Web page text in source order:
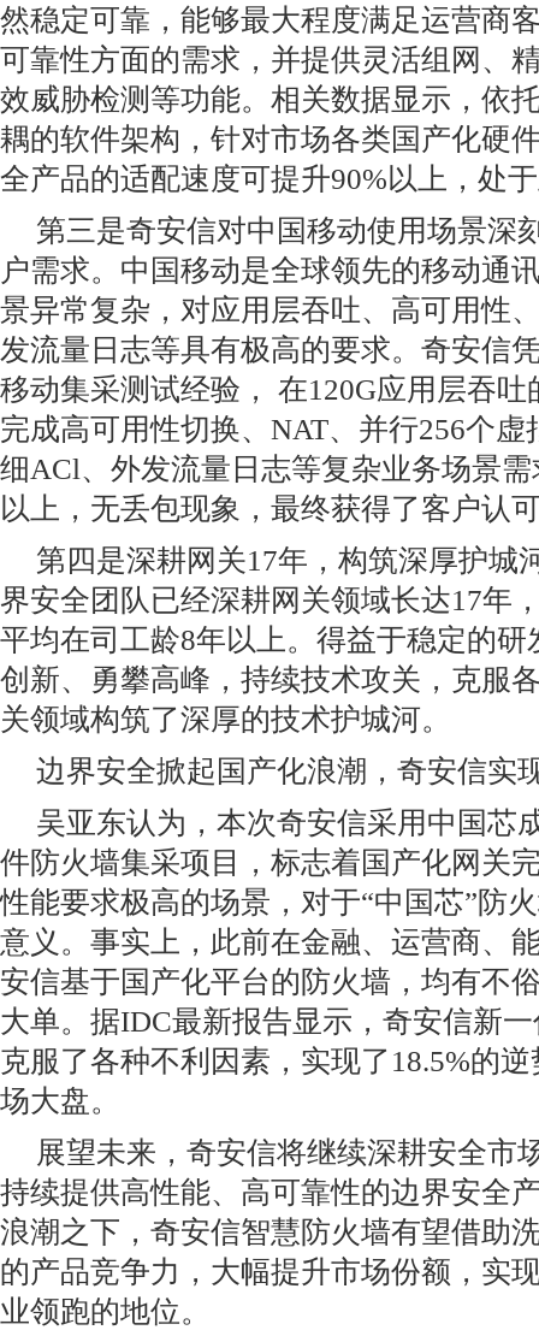
然稳定可靠，能够最大程度满足运营商
可靠性方面的需求，并提供灵活组网、
效威胁检测等功能。相关数据显示，依
耦的软件架构，针对市场各类国产化硬
全产品的适配速度可提升90%以上，处
第三是奇安信对中国移动使用场景深
户需求。中国移动是全球领先的移动通
景异常复杂，对应用层吞吐、高可用性
发流量日志等具有极高的要求。奇安信
移动集采测试经验， 在120G应用层吞
完成高可用性切换、NAT、并行256个虚
细ACl、外发流量日志等复杂业务场景
以上，无丢包现象，最终获得了客户认
第四是深耕网关17年，构筑深厚护城
界安全团队已经深耕网关领域长达17年
平均在司工龄8年以上。得益于稳定的
创新、勇攀高峰，持续技术攻关，克服
关领域构筑了深厚的技术护城河。
边界安全掀起国产化浪潮，奇安信实
吴亚东认为，本次奇安信采用中国芯
件防火墙集采项目，标志着国产化网关
性能要求极高的场景，对于“中国芯”防
意义。事实上，此前在金融、运营商、
安信基于国产化平台的防火墙，均有不
大单。据IDC最新报告显示，奇安信新
克服了各种不利因素，实现了18.5%的
场大盘。
展望未来，奇安信将继续深耕安全市
持续提供高性能、高可靠性的边界安全
浪潮之下，奇安信智慧防火墙有望借助
的产品竞争力，大幅提升市场份额，实
业领跑的地位。